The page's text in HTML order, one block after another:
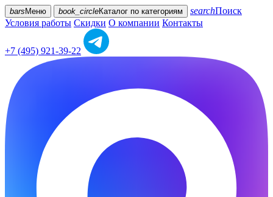
bars Меню book_circleКаталог по категориям searchПоиск
Условия работы Скидки О компании Контакты
+7 (495) 921-39-22